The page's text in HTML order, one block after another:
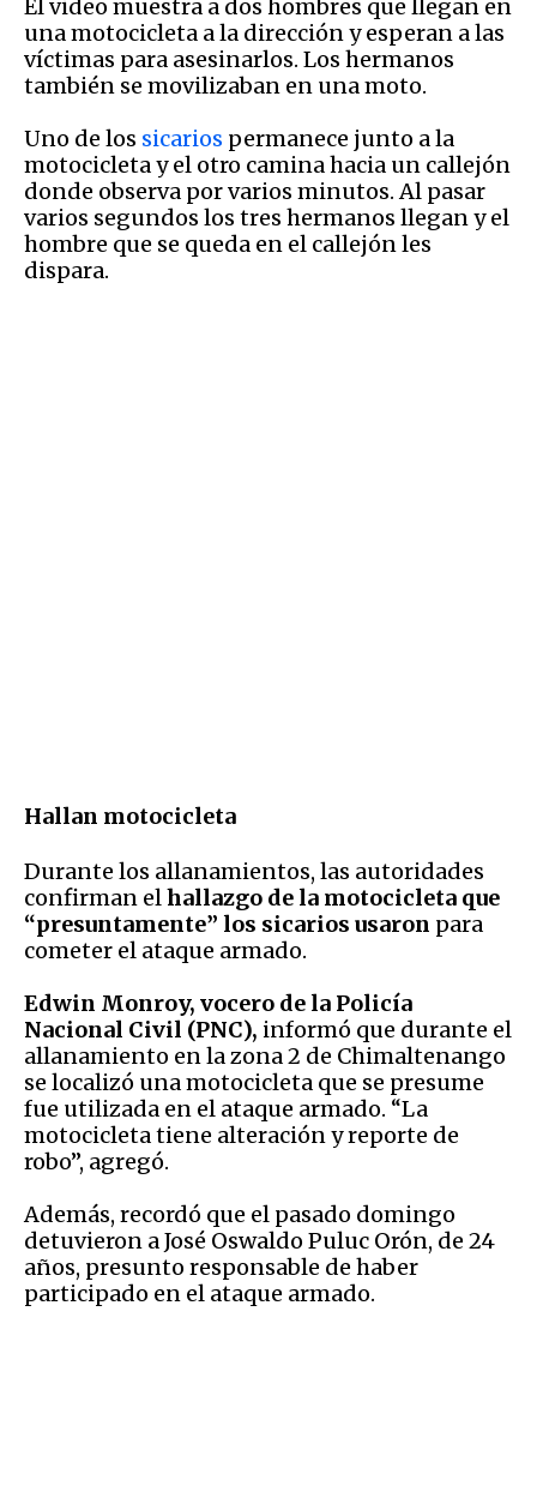
El video muestra a dos hombres que llegan en
una motocicleta a la dirección y esperan a las
víctimas para asesinarlos. Los hermanos
también se movilizaban en una moto.
Uno de los sicarios permanece junto a la
motocicleta y el otro camina hacia un callejón
donde observa por varios minutos. Al pasar
varios segundos los tres hermanos llegan y el
hombre que se queda en el callejón les
dispara.
Hallan motocicleta
Durante los allanamientos, las autoridades
confirman elhallazgo de la motocicleta que
“presuntamente” los sicarios usaron para
cometer el ataque armado.
Edwin Monroy, vocero de la Policía
Nacional Civil (PNC), informó que durante el
allanamiento en la zona 2 de Chimaltenango
se localizó una motocicleta que se presume
fue utilizada en el ataque armado. “La
motocicleta tiene alteración y reporte de
robo”, agregó.
Además, recordó que el pasado domingo
detuvieron a José Oswaldo Puluc Orón, de 24
años, presunto responsable de haber
participado en el ataque armado.